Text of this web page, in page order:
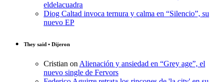
eldelacuadra
Diog Caltad invoca ternura y calma en “Silencio”, su
nuevo EP
They said • Dijeron
Cristian on Alienación y ansiedad en “Grey age”, el
nuevo single de Fervors